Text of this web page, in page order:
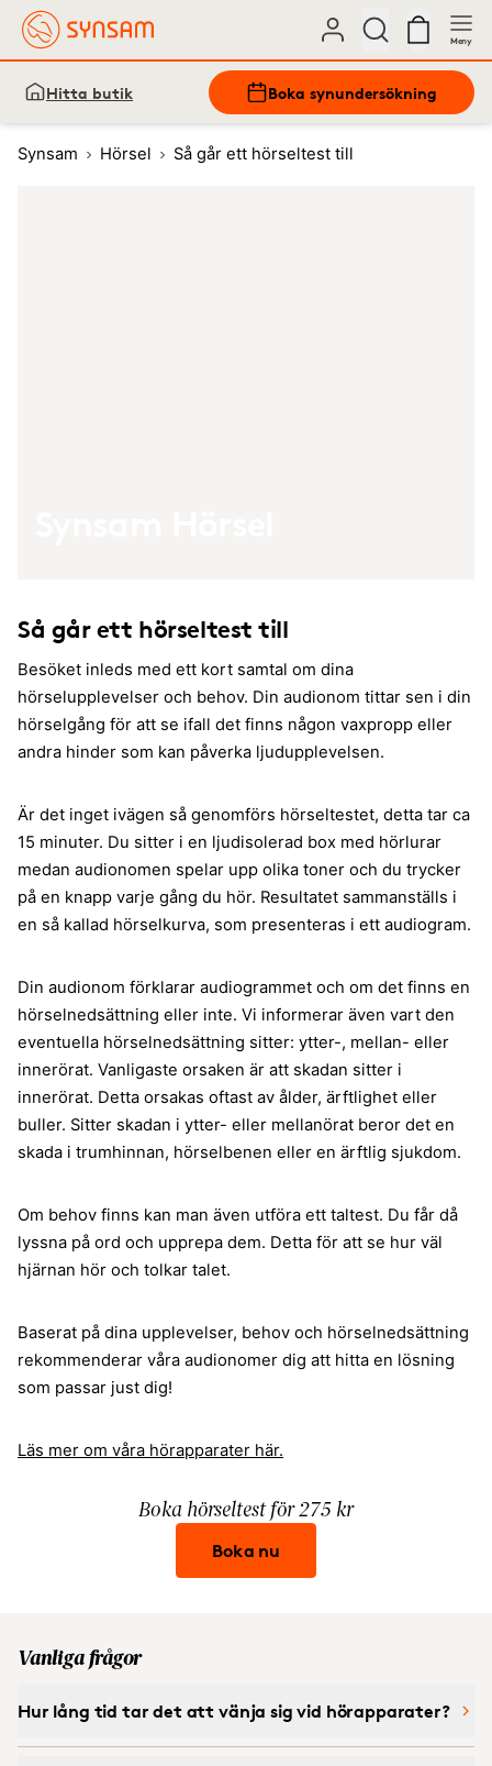
Meny
Hitta butik Boka synundersökning
Synsam Hörsel Så går ett hörseltest till
Så går ett hörseltest till
Besöket inleds med ett kort samtal om dina
hörselupplevelser och behov. Din audionom tittar sen i din
hörselgång för att se ifall det finns någon vaxpropp eller
andra hinder som kan påverka ljudupplevelsen.
Är det inget ivägen så genomförs hörseltestet, detta tar ca
15 minuter. Du sitter i en ljudisolerad box med hörlurar
medan audionomen spelar upp olika toner och du trycker
på en knapp varje gång du hör. Resultatet sammanställs i
en så kallad hörselkurva, som presenteras i ett audiogram.
Din audionom förklarar audiogrammet och om det finns en
hörselnedsättning eller inte. Vi informerar även vart den
eventuella hörselnedsättning sitter: ytter-, mellan- eller
innerörat. Vanligaste orsaken är att skadan sitter i
innerörat. Detta orsakas oftast av ålder, ärftlighet eller
buller. Sitter skadan i ytter- eller mellanörat beror det en
skada i trumhinnan, hörselbenen eller en ärftlig sjukdom.
Om behov finns kan man även utföra ett taltest. Du får då
lyssna på ord och upprepa dem. Detta för att se hur väl
hjärnan hör och tolkar talet.
Baserat på dina upplevelser, behov och hörselnedsättning
rekommenderar våra audionomer dig att hitta en lösning
som passar just dig!
Läs mer om våra hörapparater här.
Boka hörseltest för 275 kr
Boka nu
Vanliga frågor
Hur lång tid tar det att vänja sig vid hörapparater?